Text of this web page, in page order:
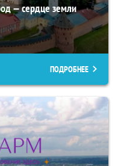
— сердце земли
ПОДРОБНЕЕ